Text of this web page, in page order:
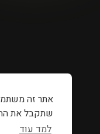
שתקבל את
למד עוד